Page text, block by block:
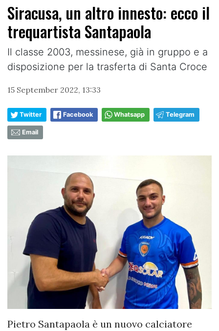
Siracusa, un altro innesto: ecco il
trequartista Santapaola
Il classe 2003, messinese, già in gruppo e a
disposizione per la trasferta di Santa Croce
15 September 2022, 13:33
Twitter Facebook Whatsapp Telegram
Email
Pietro Santapaola è un nuovo calciatore